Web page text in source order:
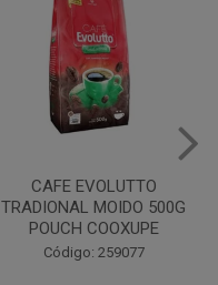
CAFE EVOLUTTO
TRADIONAL MOIDO 500G
POUCH COOXUPE
Código: 259077